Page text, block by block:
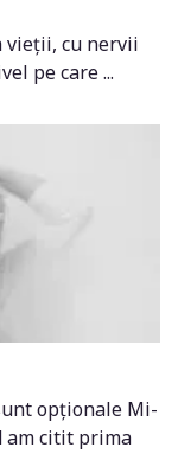
vieții, cu nervii
pe care ...
opționale Mi-
am citit prima